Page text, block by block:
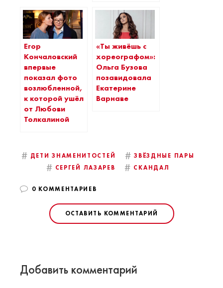
Егор
Кончаловский
впервые
показал фото
возлюбленной,
к которой ушёл
от Любови
Толкалиной
«Ты живёшь с
хореографом»:
Ольга Бузова
позавидовала
Екатерине
Варнаве
# ДЕТИ ЗНАМЕНИТОСТЕЙ # ЗВЁЗДНЫЕ ПАРЫ
# СЕРГЕЙ ЛАЗАРЕВ # СКАНДАЛ
0 КОММЕНТАРИЕВ
ОСТАВИТЬ КОММЕНТАРИЙ
Добавить комментарий